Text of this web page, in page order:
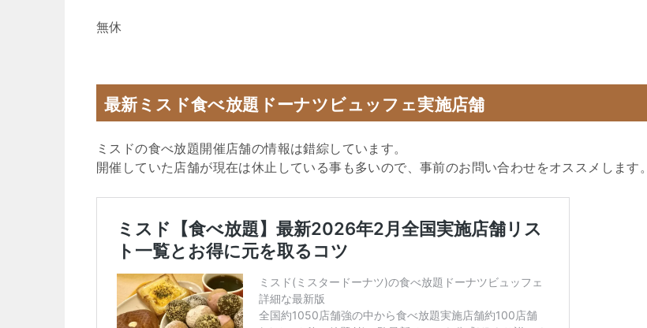
無休
最新ミスド食べ放題ドーナツビュッフェ実施店舗
ミスドの食べ放題開催店舗の情報は錯綜しています。
開催していた店舗が現在は休止している事も多いので、事前のお問い合わせをオススメします。